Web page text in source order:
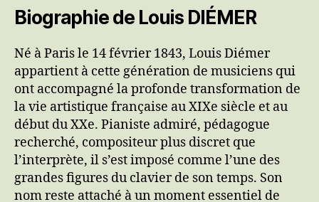
Biographie de Louis DIÉMER
Né à Paris le 14 février 1843, Louis Diémer
appartient à cette génération de musiciens qui
ont accompagné la profonde transformation de
la vie artistique française au XIXe siècle et au
début du XXe. Pianiste admiré, pédagogue
recherché, compositeur plus discret que
l’interprète, il s’est imposé comme l’une des
grandes figures du clavier de son temps. Son
nom reste attaché à un moment essentiel de